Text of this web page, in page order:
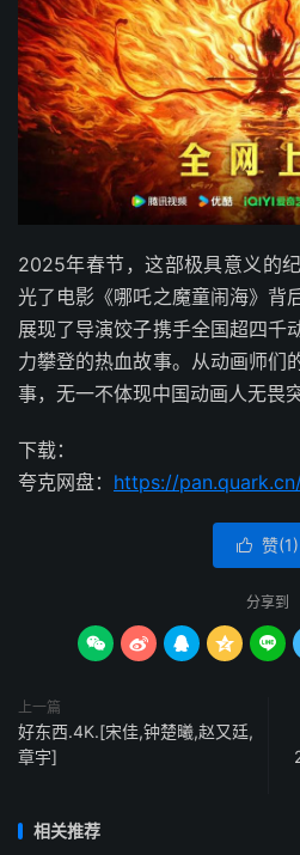
2025年春节，这部极具意义的
光了电影《哪吒之魔童闹海》背
展现了导演饺子携手全国超四千
力攀登的热血故事。从动画师们
事，无一不体现中国动画人无畏
下载：
夸克网盘： https://
 赞(1)
分享到
    
上一篇
好东西.4K.[宋佳,钟楚曦,赵又廷,
章宇]
相关推荐